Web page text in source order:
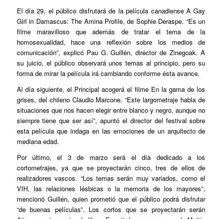
El día 29, el público disfrutará de la película canadiense A Gay
Girl in Damascus: The Amina Profile, de Sophie Deraspe. “Es un
filme maravilloso que además de tratar el tema de la
homosexualidad, hace una reflexión sobre los medios de
comunicación”, explicó Pau G. Guillén, director de Zinegoak. A
su juicio, el público observará unos temas al principio, pero su
forma de mirar la película irá cambiando conforme ésta avance.
Al día siguiente, el Principal acogerá el filme En la gama de los
grises, del chileno Claudio Marcone. “Este largometraje habla de
situaciones que nos hacen elegir entre blanco y negro, aunque no
siempre tiene que ser así”, apuntó el director del festival sobre
esta película que indaga en las emociones de un arquitecto de
mediana edad.
Por último, el 3 de marzo será el día dedicado a los
cortometrajes, ya que se proyectarán cinco, tres de ellos de
realizadores vascos. “Los temas serán muy variados, como el
VIH, las relaciones lésbicas o la memoria de los mayores”,
mencionó Guillén, quien prometió que el público podrá disfrutar
“de buenas películas”. Los cortos que se proyectarán serán